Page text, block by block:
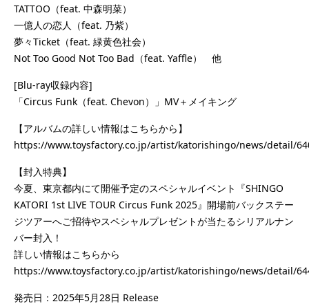
TATTOO（feat. 中森明菜）
一億人の恋人（feat. 乃紫）
夢々Ticket（feat. 緑黄色社会）
Not Too Good Not Too Bad（feat. Yaffle） 他
[Blu-ray収録内容]
「Circus Funk（feat. Chevon）」MV＋メイキング
【アルバムの詳しい情報はこちらから】
https://www.toysfactory.co.jp/artist/katorishingo/news/detail/
【封入特典】
今夏、東京都内にて開催予定のスペシャルイベント『SHINGO
KATORI 1st LIVE TOUR Circus Funk 2025』開場前バックステー
ジツアーへご招待やスペシャルプレゼントが当たるシリアルナン
バー封入！
詳しい情報はこちらから
https://www.toysfactory.co.jp/artist/katorishingo/news/detail/
発売日：2025年5月28日 Release